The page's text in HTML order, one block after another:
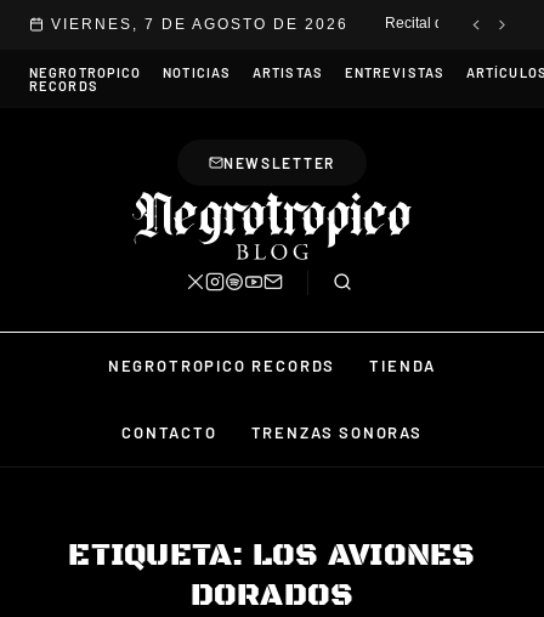
Saltar al contenido
VIERNES, 7 DE AGOSTO DE 2026 Recital de Franc en
NEGROTROPICO
RECORDS
NOTICIAS ARTISTAS ENTREVISTAS
NEWSLETTER
NEGROTROPICO RECORDS TIENDA
CONTACTO TRENZAS SONORAS
ETIQUETA: LOS AVIONES
DORADOS